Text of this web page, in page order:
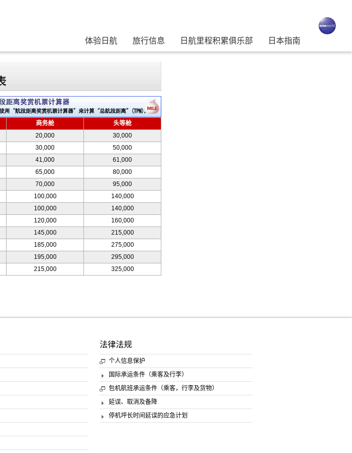
体验日航 旅行信息 日航里程积累俱乐部 日本指南
商务舱
头等舱
20,000
30,000
30,000
50,000
41,000
61,000
65,000
80,000
70,000
95,000
100,000
140,000
100,000
140,000
120,000
160,000
145,000
215,000
185,000
275,000
195,000
295,000
215,000
325,000
法律法规
个人信息保护
国际承运条件（乘客及行李）
包机航班承运条件（乘客，行李及货物）
延误、取消及备降
停机坪长时间延误的应急计划